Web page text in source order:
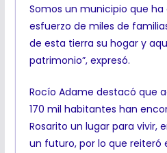
Somos un municipio que
esfuerzo de miles de
de esta tierra su hogar y
patrimonio”, expresó.
Rocío Adame destacó que
170 mil habitantes han
Rosarito un lugar para vivir,
un futuro, por lo que reiteró